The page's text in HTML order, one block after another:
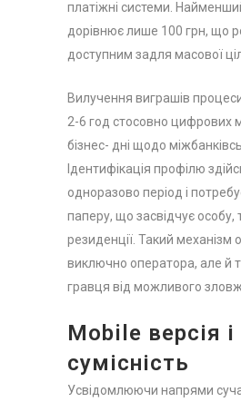
платіжні системи.
дорівнює лише 100 грн, що
доступним задля масової
Вилучення виграшів
2-6 год стосовно цифрових
бізнес- дні щодо
Ідентифікація профілю
одноразово період і
паперу, що засвідчує особу,
резиденції. Такий механізм
виключно оператора, але й
гравця від можливого
Mobile версія і
сумісність
Усвідомлюючи напрями